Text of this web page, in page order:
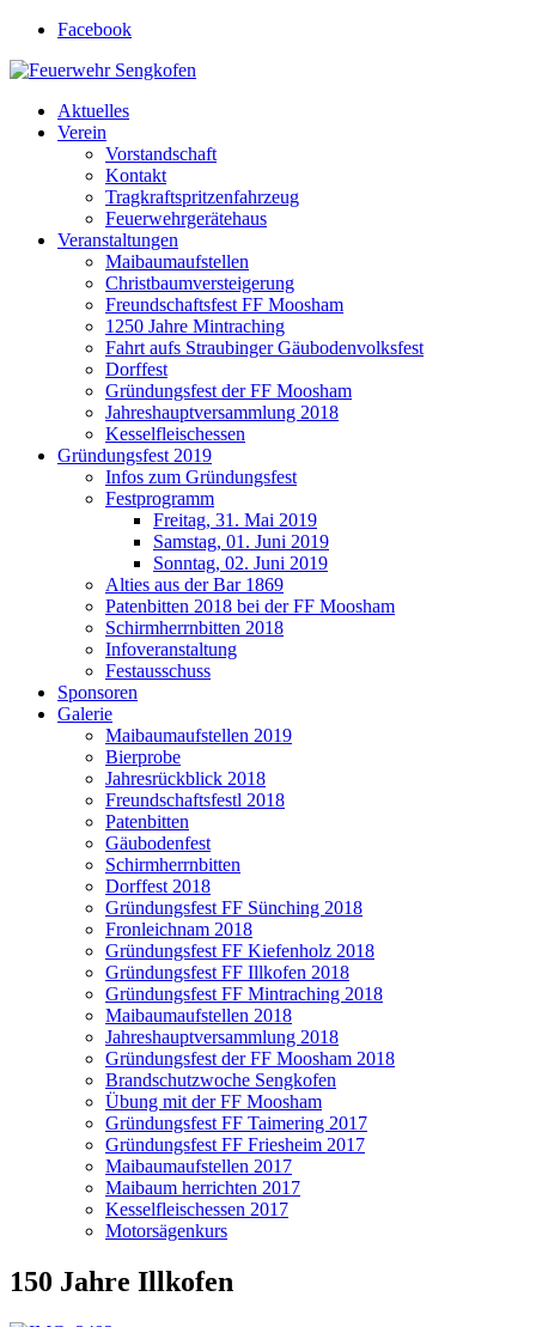
Facebook
Feuerwehr Sengkofen
Gott zur Ehr', dem nächsten zur Wehr
Aktuelles
Verein
Vorstandschaft
Kontakt
Tragkraftspritzenfahrzeug
Feuerwehrgerätehaus
Veranstaltungen
Maibaumaufstellen
Christbaumversteigerung
Freundschaftsfest FF Moosham
1250 Jahre Mintraching
Fahrt aufs Straubinger Gäubodenvolksfest
Dorffest
Gründungsfest der FF Moosham
Jahreshauptversammlung 2018
Kesselfleischessen
Gründungsfest 2019
Infos zum Gründungsfest
Festprogramm
Freitag, 31. Mai 2019
Samstag, 01. Juni 2019
Sonntag, 02. Juni 2019
Alties aus der Bar 1869
Patenbitten 2018 bei der FF Moosham
Schirmherrnbitten 2018
Infoveranstaltung
Festausschuss
Sponsoren
Galerie
Maibaumaufstellen 2019
Bierprobe
Jahresrückblick 2018
Freundschaftsfestl 2018
Patenbitten
Gäubodenfest
Schirmherrnbitten
Dorffest 2018
Gründungsfest FF Sünching 2018
Fronleichnam 2018
Gründungsfest FF Kiefenholz 2018
Gründungsfest FF Illkofen 2018
Gründungsfest FF Mintraching 2018
Maibaumaufstellen 2018
Jahreshauptversammlung 2018
Gründungsfest der FF Moosham 2018
Brandschutzwoche Sengkofen
Übung mit der FF Moosham
Gründungsfest FF Taimering 2017
Gründungsfest FF Friesheim 2017
Maibaumaufstellen 2017
Maibaum herrichten 2017
Kesselfleischessen 2017
Motorsägenkurs
150 Jahre Illkofen